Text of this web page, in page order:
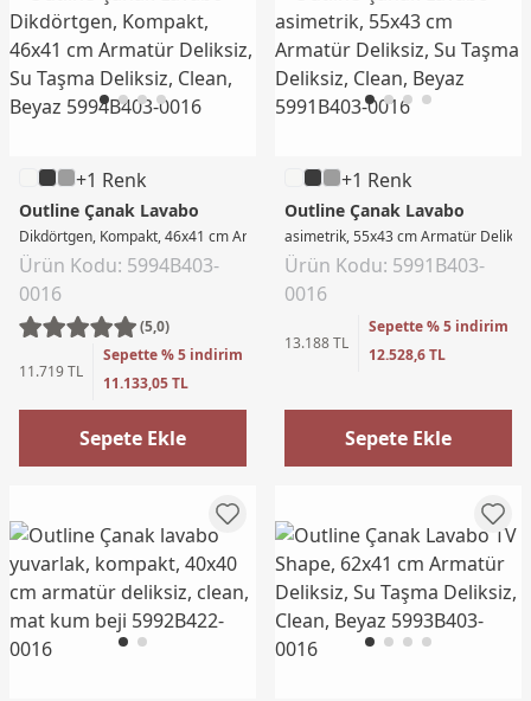
+1 Renk
Outline Çanak Lavabo
Dikdörtgen, Kompakt, 46x41 cm Armatür Deliksiz, Su Taşma Deliksiz, Clean,
Ürün Kodu: 5994B403-
0016
(5,0)
11.719 TL
Sepette % 5 indirim
11.133,05 TL
Sepete Ekle
+1 Renk
Outline Çanak Lavabo
asimetrik, 55x43 cm Armatür
Ürün Kodu: 5991B403-
0016
13.188 TL
Sepette % 5 indirim
12.528,6 TL
Sepete Ekle